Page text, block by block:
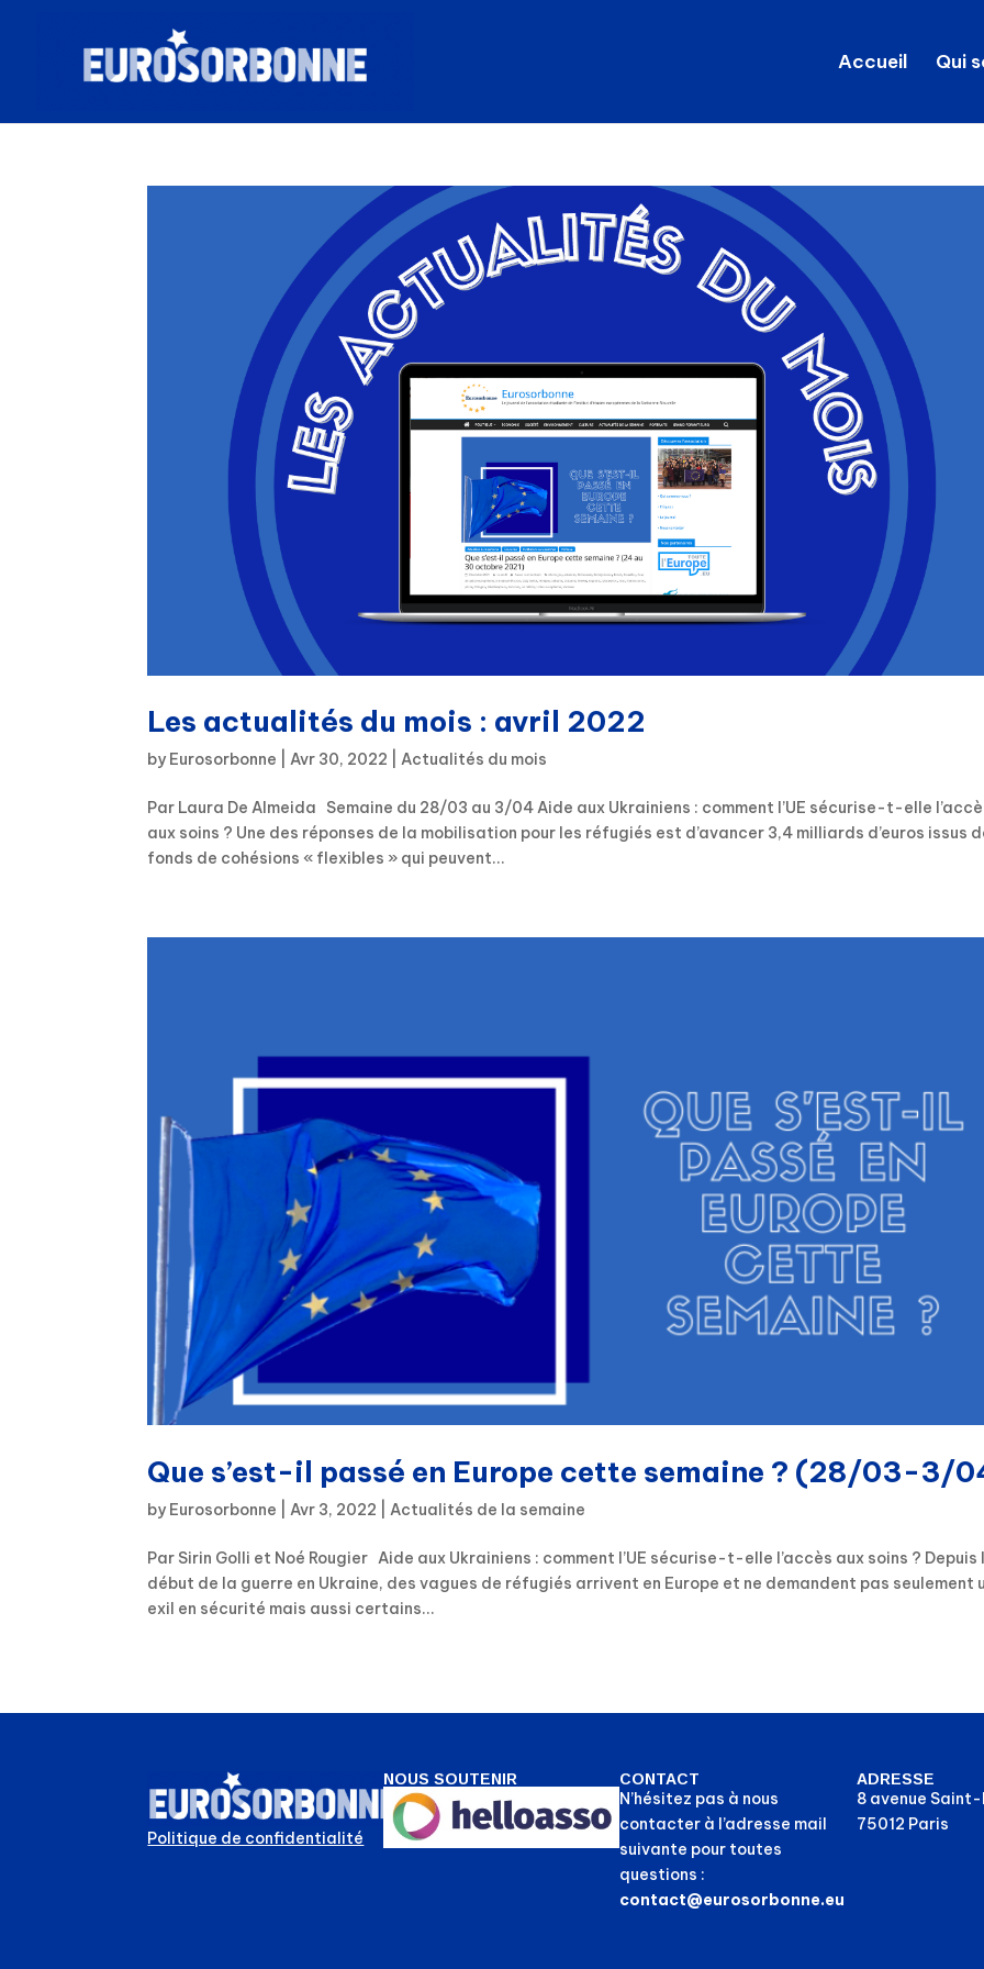
Accueil Qui
Les actualités du mois : avril 2022
by Eurosorbonne |Avr 30, 2022 |Actualités du mois
Par Laura De Almeida Semaine du 28/03 au 3/04 Aide aux Ukrainiens : comment l’UE sécurise-t-elle
aux soins ? Une des réponses de la mobilisation pour les réfugiés est d’avancer 3,4 milliards d’euros issus
fonds de cohésions « flexibles » qui peuvent...
Que s’est-il passé en Europe cette semaine ? (28/03-3/
by Eurosorbonne |Avr 3, 2022 |Actualités de la semaine
Par Sirin Golli et Noé Rougier Aide aux Ukrainiens : comment l’UE sécurise-t-elle l’accès aux soins ? Depuis
début de la guerre en Ukraine, des vagues de réfugiés arrivent en Europe et ne demandent pas seulement
exil en sécurité mais aussi certains...
Politique de confidentialité
NOUS SOUTENIR CONTACT
N’hésitez pas à nous
contacter à l’adresse mail
suivante pour toutes
questions :
contact@eurosorbonne.eu
ADRESSE
8 avenue
75012 Paris